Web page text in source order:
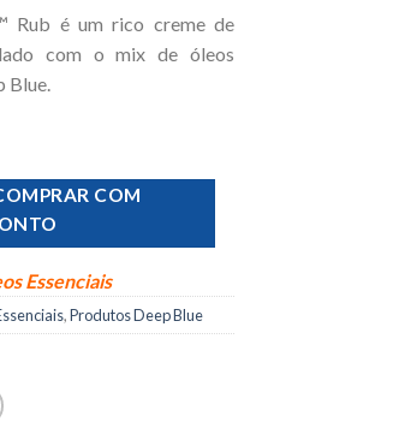
Rub é um rico creme de
com o mix de óleos
Blue.
COM
Essenciais
,Produtos Deep Blue